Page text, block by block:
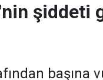
şiddeti
başına